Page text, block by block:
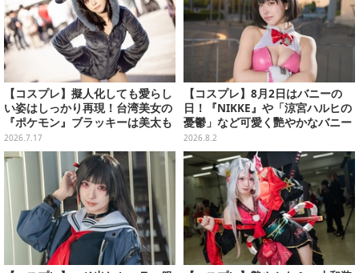
【コスプレ】擬人化しても愛らし
い姿はしっかり再現！台湾美女の
『ポケモン』ブラッキーは美太も
も×ニーハイが織りなす絶対領域
で魅せる【写真8枚】
2026.7.17
【コスプレ】8月2日はバニーの
日！『NIKKE』や「涼宮ハルヒの
憂鬱」など可愛く艷やかなバニー
ガールの美女レイヤーまとめ【写
真60枚】
2026.8.2